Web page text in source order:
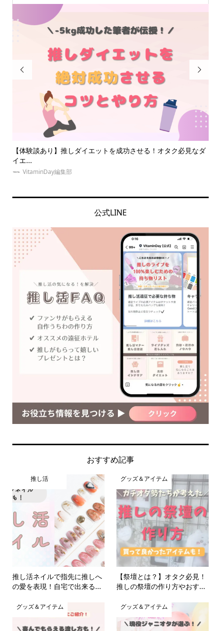

なダ 【体験取材】推し活に！オタクの遠征は夜行バスで安く！待合
室も...
VitaminDay編集部

公式LINE
おすすめ記事
推し活
推し活ネイルで指先に推しへ
の愛を表現！自宅で出来る...
グッズ＆アイテム
【祭壇とは？】オタク必見！
推しの祭壇の作り方やおす...
グッズ＆アイテム グッズ＆アイテム